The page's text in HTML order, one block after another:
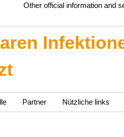
Other official information and
Partner Nützliche links